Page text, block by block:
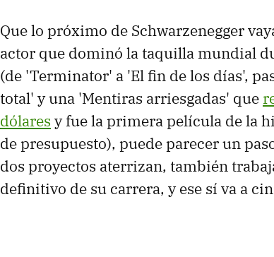
Que lo próximo de Schwarzenegger
actor que dominó la taquilla mundial
(de 'Terminator' a 'El fin de los días',
total' y una 'Mentiras arriesgadas' que
dólares y fue la primera película de la
de presupuesto), puede parecer un
dos proyectos aterrizan, también
definitivo de su carrera, y ese sí va a